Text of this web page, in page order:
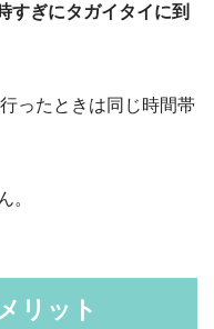
すぎにタガイタイに到
ったときは同じ時間帯
。
リット